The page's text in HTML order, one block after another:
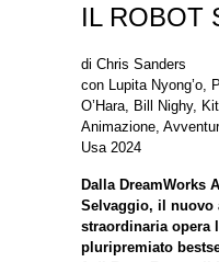
IL ROBOT
di Chris Sanders
con Lupita Nyong’o,
O’Hara, Bill Nighy,
Animazione,
Usa 2024
Dalla DreamWorks
Selvaggio, il nuovo
straordinaria opera
pluripremiato